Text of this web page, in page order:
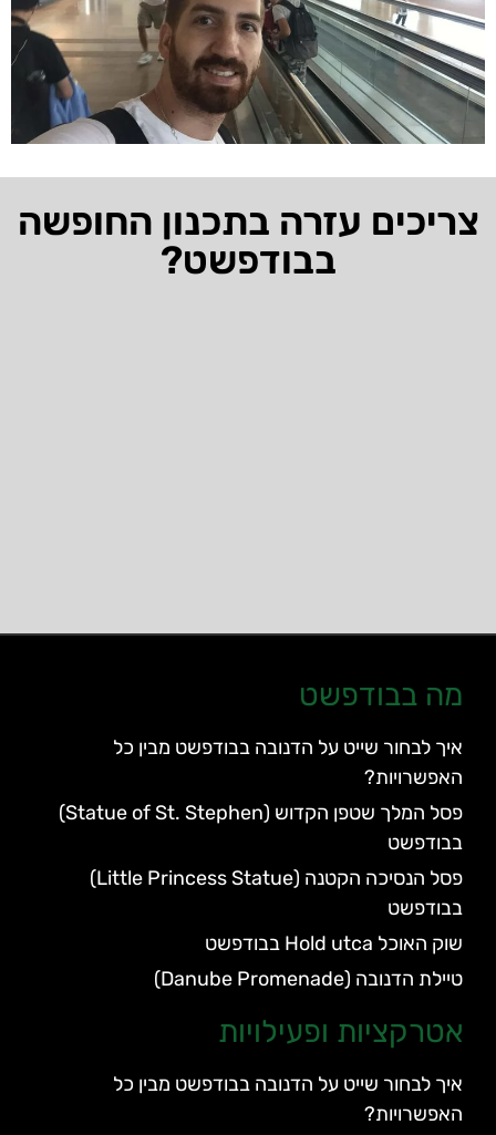
צריכים עזרה בתכנון החופשה
בבודפשט?
מה בבודפשט
איך לבחור שייט על הדנובה בבודפשט מבין כל
האפשרויות?
פסל המלך שטפן הקדוש (Statue of St. Stephen)
בבודפשט
פסל הנסיכה הקטנה (Little Princess Statue)
בבודפשט
שוק האוכל Hold utca בבודפשט
טיילת הדנובה (Danube Promenade)
אטרקציות ופעילויות
איך לבחור שייט על הדנובה בבודפשט מבין כל
האפשרויות?